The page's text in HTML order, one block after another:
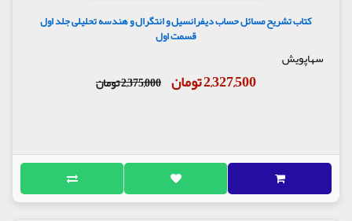
کتاب تشریح مسائل حساب دیفرانسیل و انتگرال و هندسه تحلیلی جلد اول
قسمت اول
سهاپویش
2,327,500 تومان 2,375,000 تومان